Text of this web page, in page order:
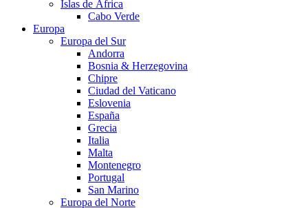
Islas de África
Cabo Verde
Europa
Europa del Sur
Andorra
Bosnia & Herzegovina
Chipre
Ciudad del Vaticano
Eslovenia
España
Grecia
Italia
Malta
Montenegro
Portugal
San Marino
Europa del Norte